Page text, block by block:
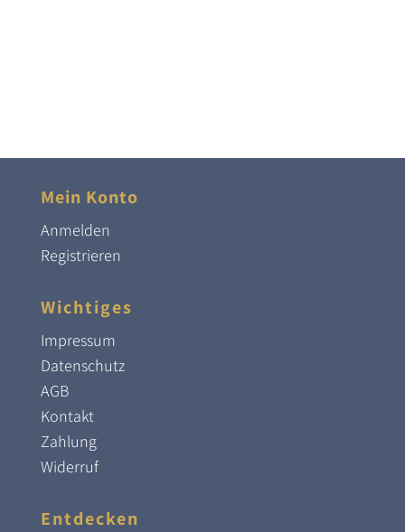
Mein Konto
Anmelden
Registrieren
Wichtiges
Impressum
Datenschutz
AGB
Kontakt
Zahlung
Widerruf
Entdecken